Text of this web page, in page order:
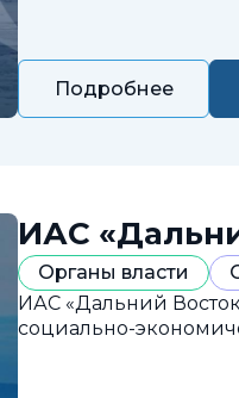
Подробнее
ИАС
Органы власти
ИАС «Дальний
социально-